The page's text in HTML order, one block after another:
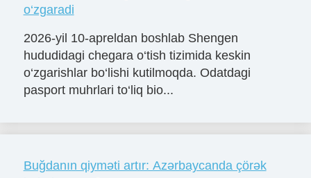
o‘zgaradi
2026-yil 10-apreldan boshlab Shengen
hududidagi chegara o‘tish tizimida keskin
o‘zgarishlar bo‘lishi kutilmoqda. Odatdagi
pasport muhrlari to‘liq bio...
Buğdanın qiyməti artır: Azərbaycanda çörək